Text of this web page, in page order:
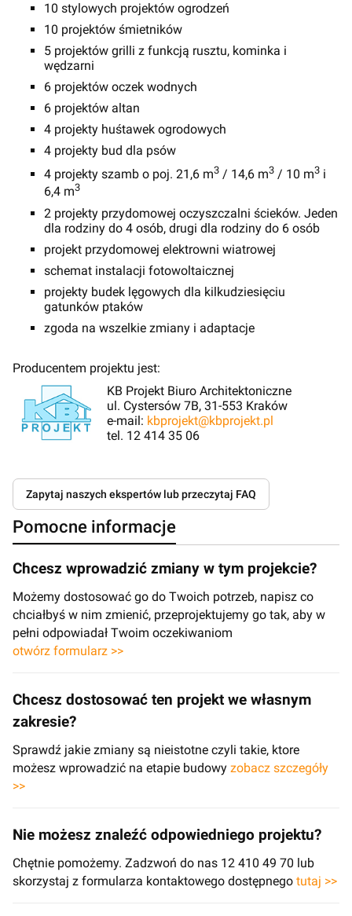
10 stylowych projektów ogrodzeń
10 projektów śmietników
5 projektów grilli z funkcją rusztu, kominka i
wędzarni
6 projektów oczek wodnych
6 projektów altan
4 projekty huśtawek ogrodowych
4 projekty bud dla psów
4 projekty szamb o poj. 21,6 m3 / 14,6 m3 / 10 m3 i
6,4 m3
2 projekty przydomowej oczyszczalni ścieków. Jeden
dla rodziny do 4 osób, drugi dla rodziny do 6 osób
projekt przydomowej elektrowni wiatrowej
schemat instalacji fotowoltaicznej
projekty budek lęgowych dla kilkudziesięciu
gatunków ptaków
zgoda na wszelkie zmiany i adaptacje
Producentem projektu jest:
KB Projekt Biuro Architektoniczne
ul. Cystersów 7B, 31-553 Kraków
e-mail: kbprojekt@kbprojekt.pl
tel. 12 414 35 06
Zapytaj naszych ekspertów lub przeczytaj FAQ
Pomocne informacje
Chcesz wprowadzić zmiany w tym projekcie?
Możemy dostosować go do Twoich potrzeb, napisz co
chciałbyś w nim zmienić, przeprojektujemy go tak, aby w
pełni odpowiadał Twoim oczekiwaniom
otwórz formularz >>
Chcesz dostosować ten projekt we własnym
zakresie?
Sprawdź jakie zmiany są nieistotne czyli takie, ktore
możesz wprowadzić na etapie budowy zobacz szczegóły
>>
Nie możesz znaleźć odpowiedniego projektu?
Chętnie pomożemy. Zadzwoń do nas 12 410 49 70 lub
skorzystaj z formularza kontaktowego dostępnego tutaj >>